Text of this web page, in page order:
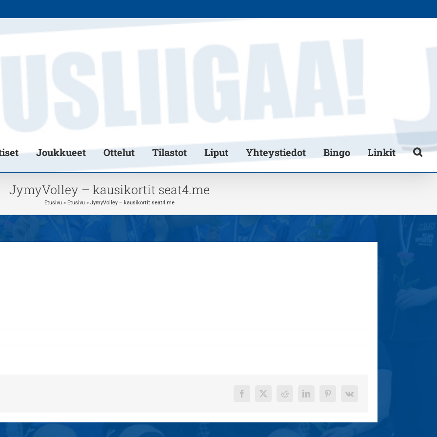
Joukkueet Ottelut Tilastot Liput Yhteystiedot Bingo Linkit
JymyVolley – kausikortit seat4.me
Etusivu» Etusivu» JymyVolley – kausikortit seat4.me
Facebook
X Reddit LinkedInPinterest
Vk